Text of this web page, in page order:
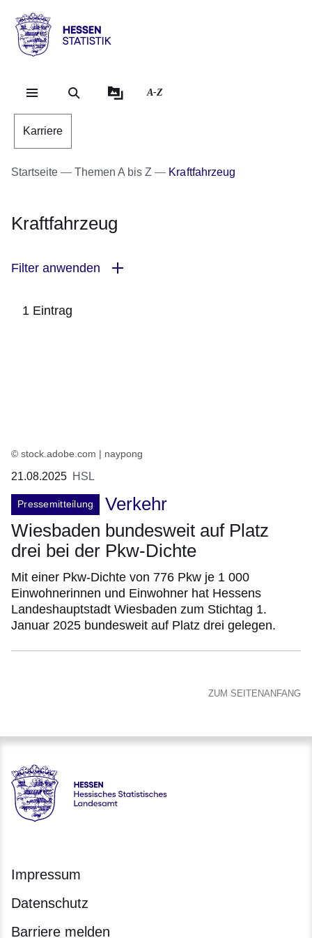
Hessen
Statistik
A-Z
Karriere
Startseite Themen A bis Z Kraftfahrzeug
Kraftfahrzeug
Filter anwenden
1 Eintrag
© stock.adobe.com | naypong
21.08.2025 HSL
Pressemitteilung
Verkehr
Wiesbaden bundesweit auf Platz
drei bei der Pkw-Dichte
Mit einer Pkw-Dichte von 776 Pkw je 1 000
Einwohnerinnen und Einwohner hat Hessens
Landeshauptstadt Wiesbaden zum Stichtag 1.
Januar 2025 bundesweit auf Platz drei gelegen.
ZUM SEITENANFANG
Hessen - Hessisches Statistisches Landesamt
Impressum
Datenschutz
Barriere melden